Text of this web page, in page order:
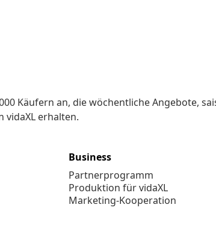
Käufern an, die wöchentliche Angebote,
vidaXL erhalten.
Business
Partnerprogramm
Produktion für vidaXL
Marketing-Kooperation